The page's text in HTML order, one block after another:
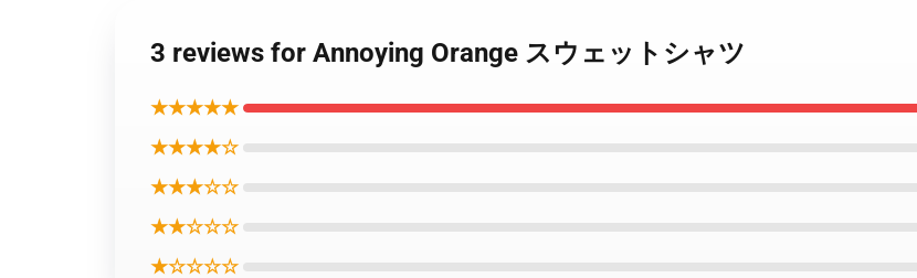
3 reviews for Annoying Orange スウェットシャツ
★★★★★
★★★★☆
★★★☆☆
★★☆☆☆
★☆☆☆☆